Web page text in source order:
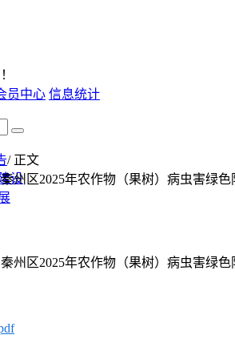
员中心 信息统计
设
/ 正文
州区2025年农作物（果树）病虫害绿
州区2025年农作物（果树）病虫害绿